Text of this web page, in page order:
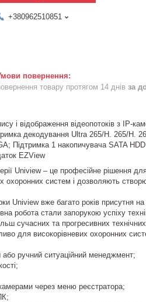
+380962510851
товару протягом 14 днів за
і відображення відеопотоків з IP-
декодування Ultra 265/H. 265/H.
Підтримка 1 накопичувача SATA
EZView
Uniview – це професійне рішення
охоронних систем і дозволяють
Uniview вже багато років присутня
робота стали запорукою успіху
сучасних та прогресивних
для високорівневих охоронних
ручний ситуаційний менеджмент;
через меню реєстратора;